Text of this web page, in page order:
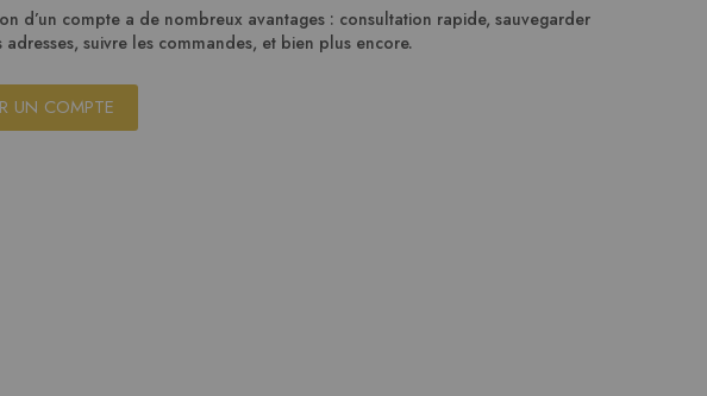
d’un compte a de nombreux avantages : consultation rapide, sauvegarder
adresses, suivre les commandes, et bien plus encore.
UN COMPTE